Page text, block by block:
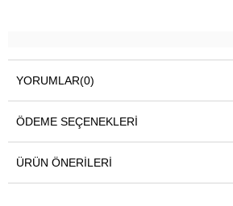
YORUMLAR(0)
ÖDEME SEÇENEKLERI
ÜRÜN ÖNERILERI